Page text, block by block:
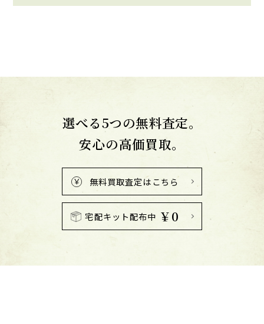
選べる5つの無料査定。
安心の高価買取。
無料買取査定はこちら
宅配キット配布中 ￥0